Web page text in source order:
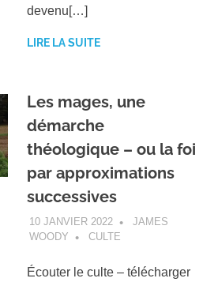
devenu[…]
LIRE LA SUITE
Les mages, une
démarche
théologique – ou la foi
par approximations
successives
10 JANVIER 2022
JAMES
WOODY
CULTE
Écouter le culte – télécharger